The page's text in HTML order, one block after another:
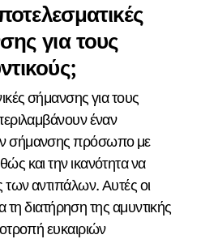
για τους
σήμανσης για τους
έναν
σήμανσης πρόσωπο με
και την ικανότητα να
των αντιπάλων. Αυτές οι
τη διατήρηση της αμυντικής
ευκαιριών